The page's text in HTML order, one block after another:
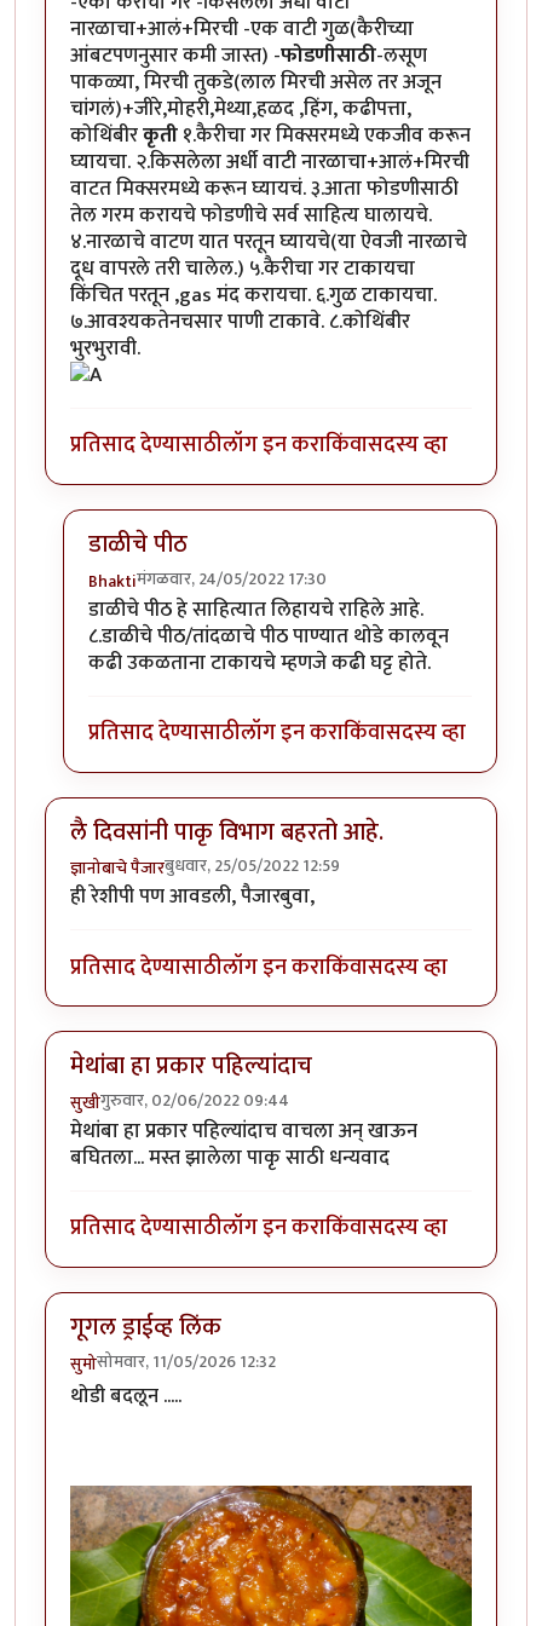
नारळाचा+आलं+मिरची -एक वाटी गुळ(कैरीच्या​
आंबटपणनुसार कमी जास्त) -फोडणीसाठी-लसूण
पाकळ्या, मिरची तुकडे(लाल मिरची असेल तर अजून
चांगलं)+जीरे,मोहरी,मेथ्या,हळद ,हिंग, कढीपत्ता,
कोथिंबीरकृती१.कैरीचा गर मिक्सरमध्ये एकजीव करून
घ्यायचा. २.किसलेला अर्धी वाटी नारळाचा+आलं+मिरची
वाटत मिक्सरमध्ये करून घ्यायचं. ३.आता फोडणीसाठी
तेल गरम करायचे फोडणीचे सर्व साहित्य घालायचे.
४.नारळाचे वाटण यात परतून घ्यायचे(या ऐवजी नारळाचे
दूध वापरले तरी चालेल.) ५.कैरीचा गर टाकायचा
किंचित परतून ,gas मंद करायचा. ६.गुळ टाकायचा.
७.आवश्यकतेनचसार पाणी टाकावे. ८.कोथिंबीर
भुरभुरावी.
प्रतिसाद देण्यासाठीलॉग इन कराकिंवासदस्य व्हा
डाळीचे पीठ
Bhaktiमंगळवार, 24/05/2022 17:30
In reply toकैरीची कढीbyBhakti
डाळीचे पीठ हे साहित्यात लिहायचे राहिले आहे.
८.डाळीचे पीठ/तांदळाचे पीठ पाण्यात थोडे कालवून
कढी उकळताना टाकायचे म्हणजे कढी घट्ट होते.
प्रतिसाद देण्यासाठीलॉग इन कराकिंवासदस्य व्हा
लै दिवसांनी पाकृ विभाग बहरतो आहे.
ज्ञानोबाचे पैजारबुधवार, 25/05/2022 12:59
ही रेशीपी पण आवडली, पैजारबुवा,
प्रतिसाद देण्यासाठीलॉग इन कराकिंवासदस्य व्हा
मेथांबा हा प्रकार पहिल्यांदाच
सुखीगुरुवार, 02/06/2022 09:44
मेथांबा हा प्रकार पहिल्यांदाच वाचला अन् खाऊन
बघितला... मस्त झालेला पाकृ साठी धन्यवाद
प्रतिसाद देण्यासाठीलॉग इन कराकिंवासदस्य व्हा
गूगल ड्राईव्ह लिंक
सुमोसोमवार, 11/05/2026 12:32
थोडी बदलून .....